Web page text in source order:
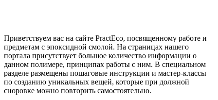
Приветствуем вас на сайте PractEco, посвященному работе и
предметам с эпоксидной смолой. На страницах нашего
портала присутствует большое количество информации о
данном полимере, принципах работы с ним. В специальном
разделе размещены пошаговые инструкции и мастер-классы
по созданию уникальных вещей, которые при должной
сноровке можно повторить самостоятельно.